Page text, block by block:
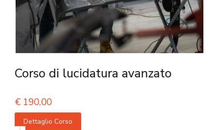
Corso di lucidatura avanzato
€ 190,00
Dettaglio Corso